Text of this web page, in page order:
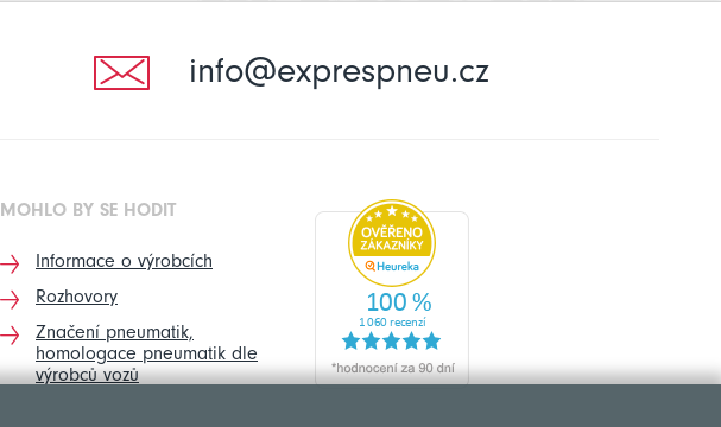
info@exprespneu.cz
MOHLO BY SE HODIT
Informace o výrobcích
Rozhovory
Značení pneumatik,
homologace pneumatik dle
výrobců vozů